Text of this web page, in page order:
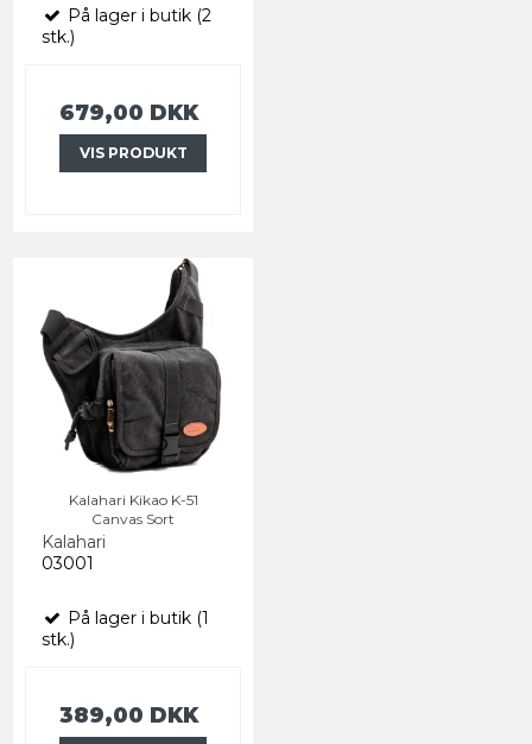
På lager i butik (2
stk.)
679,00 DKK
VIS PRODUKT
Kalahari Kikao K-51
Canvas Sort
Kalahari
03001
På lager i butik (1
stk.)
389,00 DKK